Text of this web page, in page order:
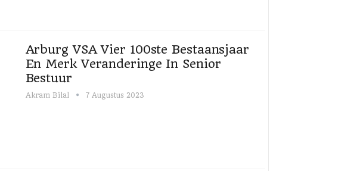
Arburg VSA Vier 100ste Bestaansjaar
En Merk Veranderinge In Senior
Bestuur
Akram Bilal 7 Augustus 2023